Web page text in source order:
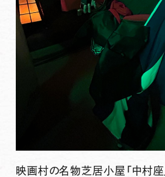
映画村の名物芝居小屋「中村座